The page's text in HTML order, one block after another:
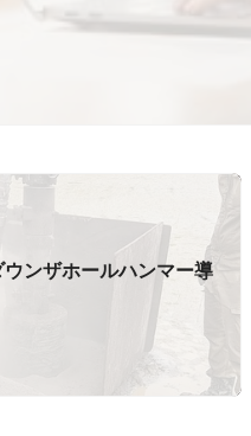
ンザホールハンマー導